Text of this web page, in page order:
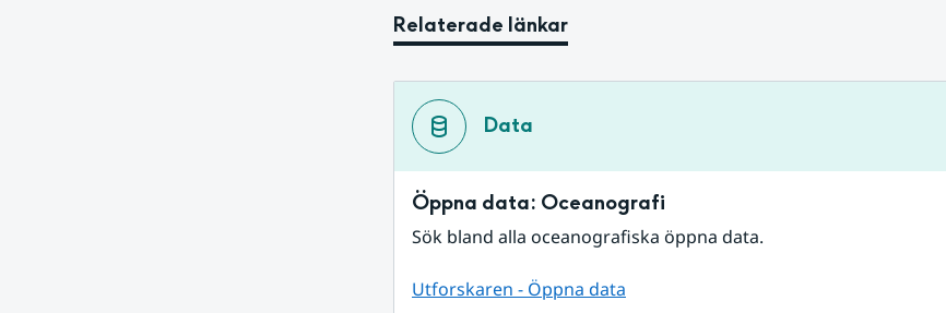
Relaterade länkar
Data
Öppna data: Oceanografi
Sök bland alla oceanografiska öppna data.
Utforskaren - Öppna data